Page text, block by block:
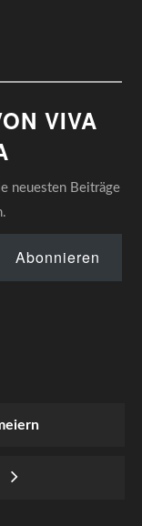
VIVA
neuesten Beiträge
Abonnieren